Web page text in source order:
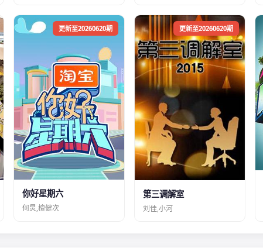
更新至20260620期
你好星期六
何炅,檀健次
更新至20260620期
第三调解室
刘佳,小河